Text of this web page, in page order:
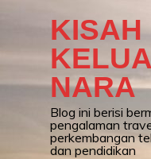
KISAH
NARA
Blog ini berisi
pengalaman
perkembangan
dan pendidikan